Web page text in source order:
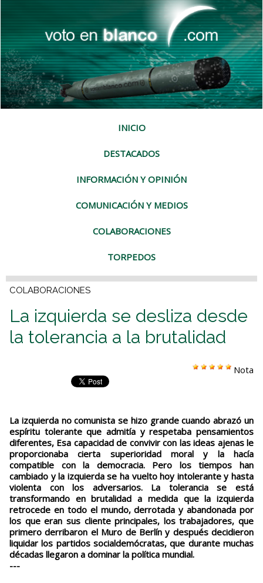
INICIO
DESTACADOS
INFORMACIÓN Y OPINIÓN
COMUNICACIÓN Y MEDIOS
COLABORACIONES
TORPEDOS
COLABORACIONES
La izquierda se desliza desde
la tolerancia a la brutalidad
Nota
La izquierda no comunista se hizo grande cuando abrazó un
espíritu tolerante que admitía y respetaba pensamientos
diferentes, Esa capacidad de convivir con las ideas ajenas le
proporcionaba cierta superioridad moral y la hacía
compatible con la democracia. Pero los tiempos han
cambiado y la izquierda se ha vuelto hoy intolerante y hasta
violenta con los adversarios. La tolerancia se está
transformando en brutalidad a medida que la izquierda
retrocede en todo el mundo, derrotada y abandonada por
los que eran sus cliente principales, los trabajadores, que
primero derribaron el Muro de Berlín y después decidieron
liquidar los partidos socialdemócratas, que durante muchas
décadas llegaron a dominar la política mundial.
---